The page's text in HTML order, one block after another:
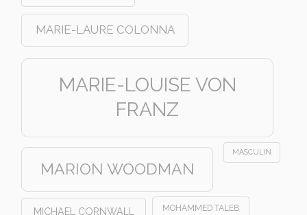
MARIE-LAURE COLONNA
MARIE-LOUISE VON
FRANZ
MARION WOODMAN
MASCULIN
MICHAEL CORNWALL MOHAMMED TALEB